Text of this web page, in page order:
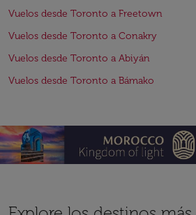
Vuelos desde Toronto a Freetown
Vuelos desde Toronto a Conakry
Vuelos desde Toronto a Abiyán
Vuelos desde Toronto a Bámako